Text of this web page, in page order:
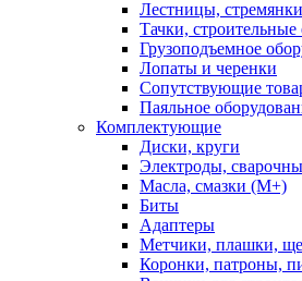
Лестницы, стремянки
Тачки, строительные
Грузоподъемное
Лопаты и черенки
Сопутствующие
Паяльное
Комплектующие
Диски, круги
Электроды,
Масла, смазки (М+)
Биты
Адаптеры
Метчики, плашки,
Коронки, патроны,